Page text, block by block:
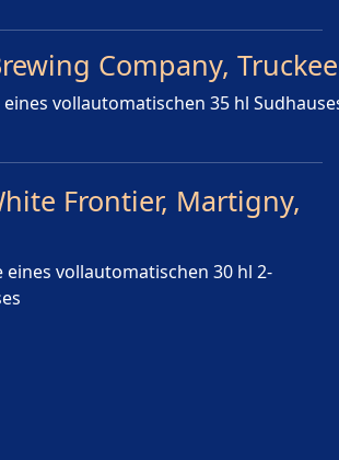
Company,
vollautomatischen 35 hl
Frontier, Martigny,
vollautomatischen 30 hl 2-